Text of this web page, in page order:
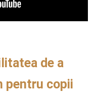
de a
pentru copii